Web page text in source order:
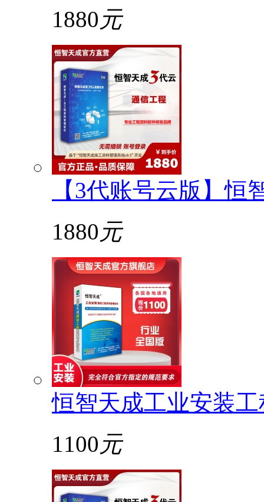
1880 元
【3代账号云版】
1880 元
恒智天成工业安装
1100 元